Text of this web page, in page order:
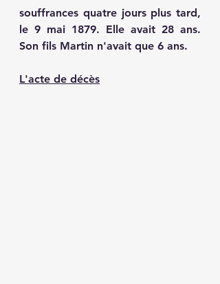
souffrances quatre jours plus tard,
le 9 mai 1879. Elle avait 28 ans.
Son fils Martin n'avait que 6 ans.
L'acte de décès